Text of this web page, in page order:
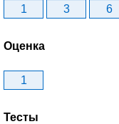
1 3 6
Оценка
1
Тесты